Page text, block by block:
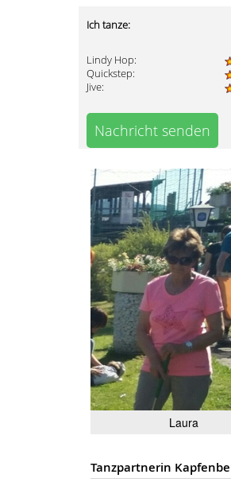
Ich tanze:
Lindy Hop:
Quickstep:
Jive:
Nachricht senden
Laura
Tanzpartnerin